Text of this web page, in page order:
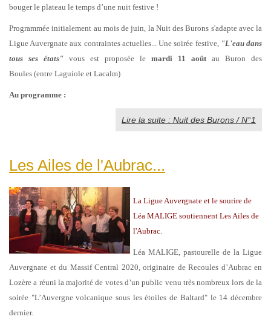
bouger le plateau le temps d’une nuit festive !
Programmée initialement au mois de juin, la Nuit des Burons s'adapte avec la
Ligue Auvergnate aux contraintes actuelles... Une soirée festive, "L'eau dans
tous ses états" vous est proposée le mardi 11 août au Buron des
Boules (entre Laguiole et Lacalm)
Au programme :
Lire la suite : Nuit des Burons / N°1
Les Ailes de l'Aubrac...
La Ligue Auvergnate et le sourire de
Léa MALIGE soutiennent Les Ailes de
l'Aubrac.
Léa MALIGE, pastourelle de la Ligue
Auvergnate et du Massif Central 2020, originaire de Recoules d’Aubrac en
Lozère a réuni la majorité de votes d’un public venu très nombreux lors de la
soirée "L’Auvergne volcanique sous les étoiles de Baltard" le 14 décembre
dernier.